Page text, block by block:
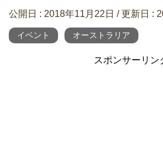
公開日 : 2018年11月22日 / 更新日 :
イベント オーストラリア
スポンサーリン